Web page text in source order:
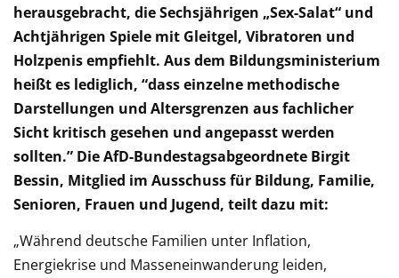
herausgebracht, die Sechsjährigen „Sex-Salat“ und
Achtjährigen Spiele mit Gleitgel, Vibratoren und
Holzpenis empfiehlt. Aus dem Bildungsministerium
heißt es lediglich, “dass einzelne methodische
Darstellungen und Altersgrenzen aus fachlicher
Sicht kritisch gesehen und angepasst werden
sollten.” Die AfD-Bundestagsabgeordnete Birgit
Bessin, Mitglied im Ausschuss für Bildung, Familie,
Senioren, Frauen und Jugend, teilt dazu mit:
„Während deutsche Familien unter Inflation,
Energiekrise und Masseneinwanderung leiden,